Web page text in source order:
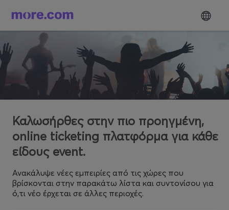
Καλωσήρθες στην πιο προηγμένη,
online ticketing πλατφόρμα για κάθε
είδους event.
Ανακάλυψε νέες εμπειρίες από τις χώρες που
βρίσκονται στην παρακάτω λίστα και συντονίσου για
ό,τι νέο έρχεται σε άλλες περιοχές.